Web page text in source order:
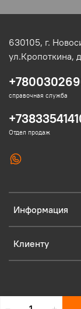
Информация
Клиенту
630105, г.
ул.Кропоткина,
справочная служба
Отдел продаж